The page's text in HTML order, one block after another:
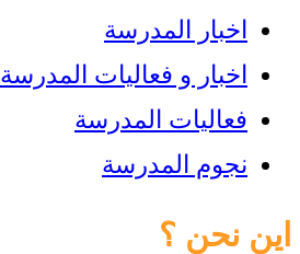
اخبار المدرسة
اخبار و فعاليات المدرسة
فعاليات المدرسة
نجوم المدرسة
اين نحن ؟